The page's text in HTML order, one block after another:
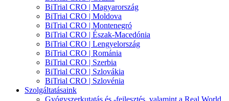
BiTrial CRO | Magyarország
BiTrial CRO | Moldova
BiTrial CRO | Montenegró
BiTrial CRO | Észak-Macedónia
BiTrial CRO | Lengyelország
BiTrial CRO | Románia
BiTrial CRO | Szerbia
BiTrial CRO | Szlovákia
BiTrial CRO | Szlovénia
Szolgáltatásaink
Gyógyszerkutatás és -fejlesztés, valamint a Real World